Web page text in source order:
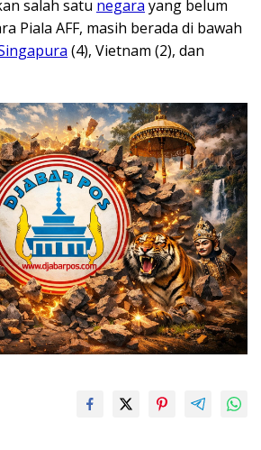
salah satu negara yang belum
Piala AFF, masih berada di bawah
(4), Vietnam (2), dan